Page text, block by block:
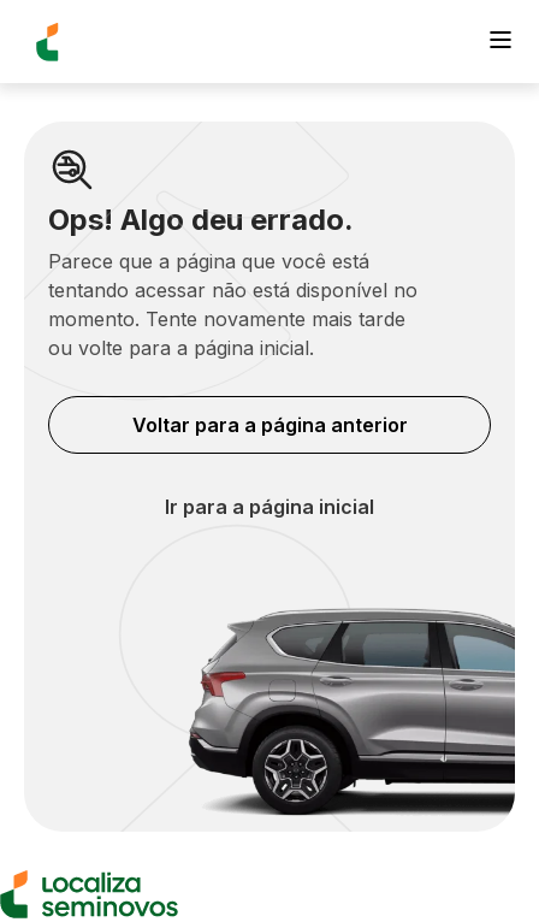
Ops! Algo deu errado.
Parece que a página que você está
tentando acessar não está disponível no
momento. Tente novamente mais tarde
ou volte para a página inicial.
Voltar para a página anterior
Ir para a página inicial